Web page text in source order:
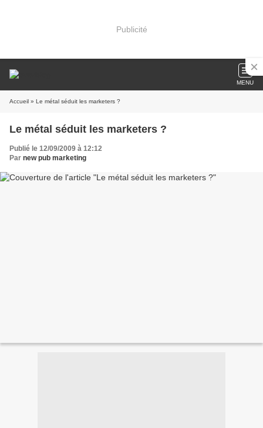
Publicité
MENU
Accueil » Le métal séduit les marketers ?
Le métal séduit les marketers ?
Publié le 12/09/2009 à 12:12
Par new pub marketing